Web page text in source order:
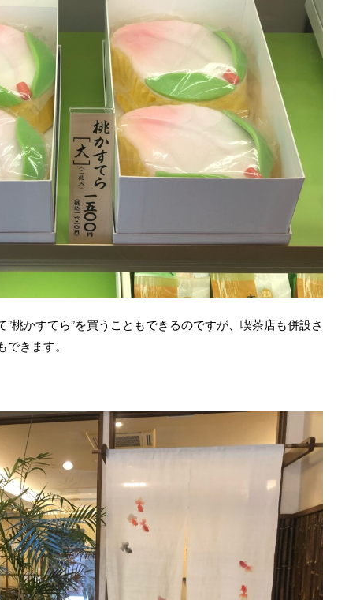
桃かすてら”を買うこともできるのですが、喫茶店も併設さ
きます。